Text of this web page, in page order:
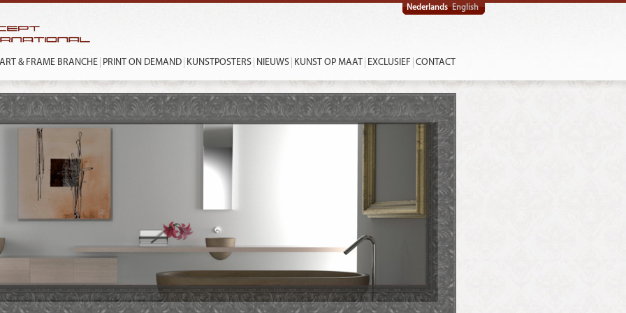
Nederlands English
ART & FRAME BRANCHE PRINT ON DEMAND KUNSTPOSTERS NIEUWS KUNST OP MAAT EXCLUSIEF CONTACT